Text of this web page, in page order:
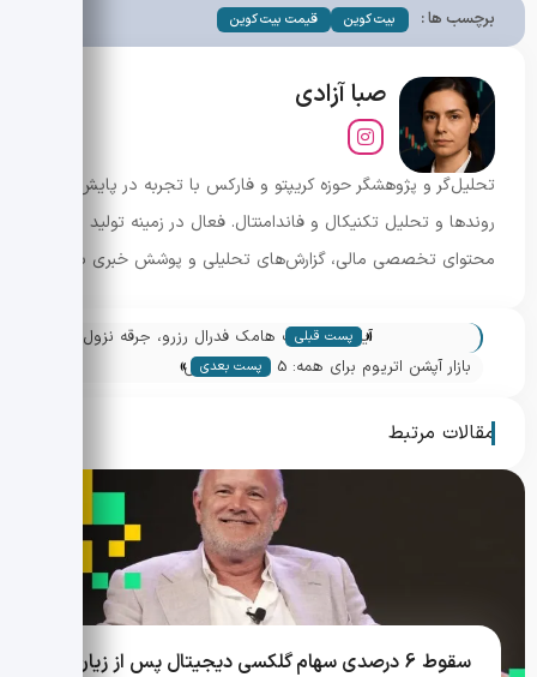
برچسب ها : بیت کوین قیمت بیت کوین
صبا آزادی
تحلیل‌گر و پژوهشگر حوزه کریپتو و فارکس با تجربه در پایش
روندها و تحلیل تکنیکال و فاندامنتال. فعال در زمینه تولید
محتوای تخصصی مالی، گزارش‌های تحلیلی و پوشش خبری بازار.
« پست قبلی
آیا تصمیم بت هامک فدرال رزرو، جرقه نزول یا
جهش بیت‌کوین خواهد شد؟
بازار آپشن اتریوم برای همه: 5 راه که بایننس
پست بعدی »
مقالات مرتبط
سقوط 6 درصدی سهام گلکسی دیجیتال پس از زیان